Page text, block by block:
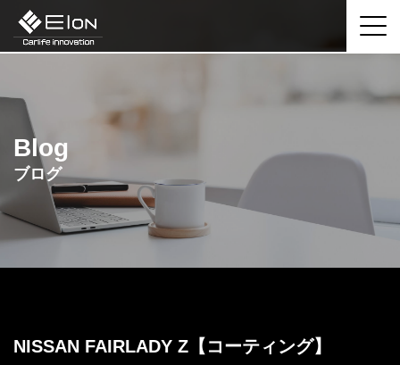
Blog
ブログ
NISSAN FAIRLADY Z【コーティング】